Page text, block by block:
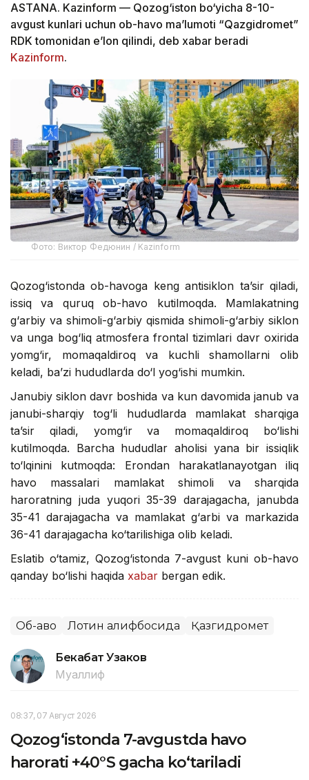
ASTANA. Kazinform — Qozog‘iston bo‘yicha 8-10-
avgust kunlari uchun ob-havo ma’lumoti “Qazgidromet”
RDK tomonidan e’lon qilindi, deb xabar beradi
Kazinform.
Фото: Виктор Федюнин / Kazinform
Qozog‘istonda ob-havoga keng antisiklon ta’sir qiladi,
issiq va quruq ob-havo kutilmoqda. Mamlakatning
g‘arbiy va shimoli-g‘arbiy qismida shimoli-g‘arbiy siklon
va unga bog‘liq atmosfera frontal tizimlari davr oxirida
yomg‘ir, momaqaldiroq va kuchli shamollarni olib
keladi, ba’zi hududlarda do‘l yog‘ishi mumkin.
Janubiy siklon davr boshida va kun davomida janub va
janubi-sharqiy tog‘li hududlarda mamlakat sharqiga
ta’sir qiladi, yomg‘ir va momaqaldiroq bo‘lishi
kutilmoqda. Barcha hududlar aholisi yana bir issiqlik
to‘lqinini kutmoqda: Erondan harakatlanayotgan iliq
havo massalari mamlakat shimoli va sharqida
haroratning juda yuqori 35-39 darajagacha, janubda
35-41 darajagacha va mamlakat g‘arbi va markazida
36-41 darajagacha ko‘tarilishiga olib keladi.
Eslatib o‘tamiz, Qozog‘istonda 7-avgust kuni ob-havo
qanday bo‘lishi haqida xabar bergan edik.
Об-ҳаво Лотин алифбосида Қазгидромет
Бекабат Узаков
Муаллиф
08:37, 07 Август 2026
Qozog‘istonda 7-avgustda havo
harorati +40°S gacha ko‘tariladi